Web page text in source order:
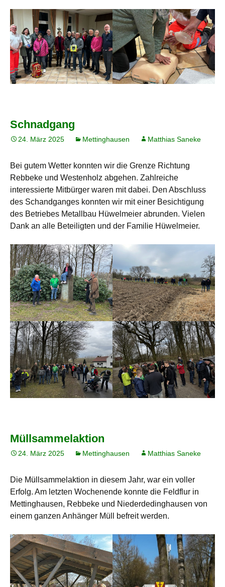
Schnadgang
24. März 2025 Mettinghausen Matthias Saneke
Bei gutem Wetter konnten wir die Grenze Richtung
Rebbeke und Westenholz abgehen. Zahlreiche
interessierte Mitbürger waren mit dabei. Den Abschluss
des Schandganges konnten wir mit einer Besichtigung
des Betriebes Metallbau Hüwelmeier abrunden. Vielen
Dank an alle Beteiligten und der Familie Hüwelmeier.
Müllsammelaktion
24. März 2025 Mettinghausen Matthias Saneke
Die Müllsammelaktion in diesem Jahr, war ein voller
Erfolg. Am letzten Wochenende konnte die Feldflur in
Mettinghausen, Rebbeke und Niederdedinghausen von
einem ganzen Anhänger Müll befreit werden.